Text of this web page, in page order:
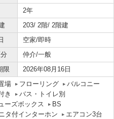
2年
203/ 2階/ 2階建
空家/即時
仲介/一般
限 2026年08月16日
場 フローリング
バルコニー
き
バス・トイレ別
ーズボックス
BS
タ付インターホン
エアコン3台